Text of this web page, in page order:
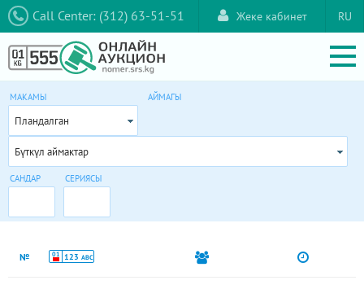
Call Center: (312) 63-51-51 RU
Жеке кабинет
МАКАМЫ
Пландалган
АЙМАГЫ
Бүткүл аймактар
САНДАР СЕРИЯСЫ
№ 01 123 ABC